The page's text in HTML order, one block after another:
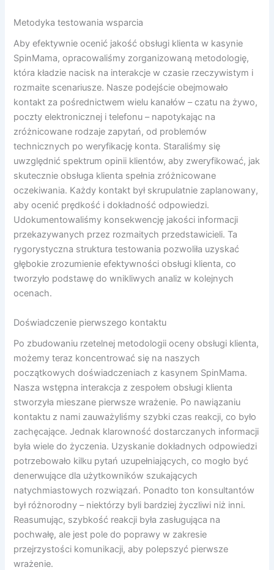
Metodyka testowania wsparcia
Aby efektywnie ocenić jakość obsługi klienta w kasynie
SpinMama, opracowaliśmy zorganizowaną metodologię,
która kładzie nacisk na interakcje w czasie rzeczywistym i
rozmaite scenariusze. Nasze podejście obejmowało
kontakt za pośrednictwem wielu kanałów – czatu na żywo,
poczty elektronicznej i telefonu – napotykając na
zróżnicowane rodzaje zapytań, od problemów
technicznych po weryfikację konta. Staraliśmy się
uwzględnić spektrum opinii klientów, aby zweryfikować, jak
skutecznie obsługa klienta spełnia zróżnicowane
oczekiwania. Każdy kontakt był skrupulatnie zaplanowany,
aby ocenić prędkość i dokładność odpowiedzi.
Udokumentowaliśmy konsekwencję jakości informacji
przekazywanych przez rozmaitych przedstawicieli. Ta
rygorystyczna struktura testowania pozwoliła uzyskać
głębokie zrozumienie efektywności obsługi klienta, co
tworzyło podstawę do wnikliwych analiz w kolejnych
ocenach.
Doświadczenie pierwszego kontaktu
Po zbudowaniu rzetelnej metodologii oceny obsługi klienta,
możemy teraz koncentrować się na naszych
początkowych doświadczeniach z kasynem SpinMama.
Nasza wstępna interakcja z zespołem obsługi klienta
stworzyła mieszane pierwsze wrażenie. Po nawiązaniu
kontaktu z nami zauważyliśmy szybki czas reakcji, co było
zachęcające. Jednak klarowność dostarczanych informacji
była wiele do życzenia. Uzyskanie dokładnych odpowiedzi
potrzebowało kilku pytań uzupełniających, co mogło być
denerwujące dla użytkowników szukających
natychmiastowych rozwiązań. Ponadto ton konsultantów
był różnorodny – niektórzy byli bardziej życzliwi niż inni.
Reasumując, szybkość reakcji była zasługująca na
pochwałę, ale jest pole do poprawy w zakresie
przejrzystości komunikacji, aby polepszyć pierwsze
wrażenie.